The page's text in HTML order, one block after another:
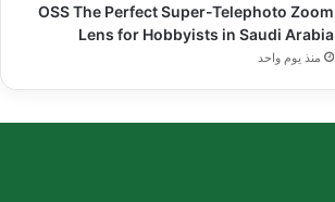
OSS The Perfect Super-Telephoto Zoom
Lens for Hobbyists in Saudi Arabia
منذ يوم واحد